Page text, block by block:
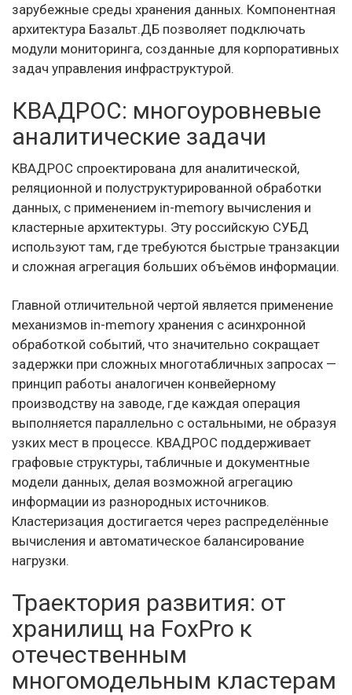
зарубежные среды хранения данных. Компонентная
архитектура Базальт.ДБ позволяет подключать
модули мониторинга, созданные для корпоративных
задач управления инфраструктурой.
КВАДРОС: многоуровневые
аналитические задачи
КВАДРОС спроектирована для аналитической,
реляционной и полуструктурированной обработки
данных, с применением in-memory вычисления и
кластерные архитектуры. Эту российскую СУБД
используют там, где требуются быстрые транзакции
и сложная агрегация больших объёмов информации.
Главной отличительной чертой является применение
механизмов in-memory хранения с асинхронной
обработкой событий, что значительно сокращает
задержки при сложных многотабличных запросах —
принцип работы аналогичен конвейерному
производству на заводе, где каждая операция
выполняется параллельно с остальными, не образуя
узких мест в процессе. КВАДРОС поддерживает
графовые структуры, табличные и документные
модели данных, делая возможной агрегацию
информации из разнородных источников.
Кластеризация достигается через распределённые
вычисления и автоматическое балансирование
нагрузки.
Траектория развития: от
хранилищ на FoxPro к
отечественным
многомодельным кластерам